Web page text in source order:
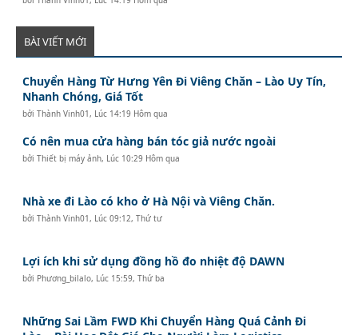
BÀI VIẾT MỚI
Chuyển Hàng Từ Hưng Yên Đi Viêng Chăn – Lào Uy Tín,
Nhanh Chóng, Giá Tốt
bởiThành Vinh01 , Lúc 14:19 Hôm qua
Có nên mua cửa hàng bán tóc giả nước ngoài
bởiThiết bị máy ảnh, Lúc 10:29 Hôm qua
Nhà xe đi Lào có kho ở Hà Nội và Viêng Chăn.
bởiThành Vinh01 , Lúc 09:12, Thứ tư
Lợi ích khi sử dụng đồng hồ đo nhiệt độ DAWN
bởi Phương_bilalo, Lúc 15:59, Thứ ba
Những Sai Lầm FWD Khi Chuyển Hàng Quá Cảnh Đi